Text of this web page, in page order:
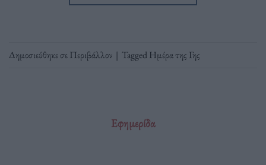
Δημοσιεύθηκε σεΠεριβάλλον | TaggedΗμέρα της Γης
Εφημερίδα